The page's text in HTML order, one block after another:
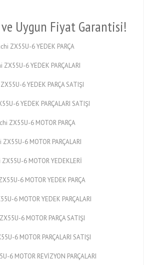
Uygun Fiyat Garantisi!
ZX55U-6 YEDEK PARÇA
ZX55U-6 YEDEK PARÇALARI
6 YEDEK PARÇA SATIŞI
6 YEDEK PARÇALARI SATIŞI
ZX55U-6 MOTOR PARÇA
ZX55U-6 MOTOR PARÇALARI
6 MOTOR YEDEKLERİ
6 MOTOR YEDEK PARÇA
6 MOTOR YEDEK PARÇALARI
6 MOTOR PARÇA SATIŞI
6 MOTOR PARÇALARI SATIŞI
6 MOTOR REVİZYON PARÇALARI